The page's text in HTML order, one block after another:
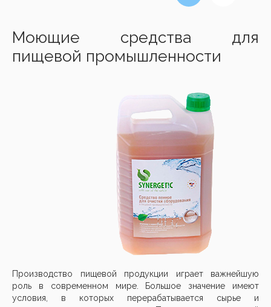
Моющие средства для
пищевой промышленности
Производство пищевой продукции играет важнейшую
роль в современном мире. Большое значение имеют
условия, в которых перерабатывается сырье и